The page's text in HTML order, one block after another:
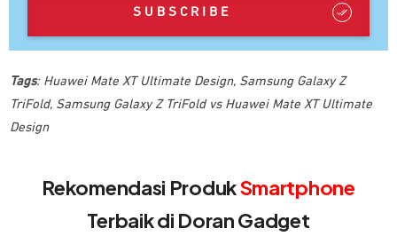
SUBSCRIBE
Tags: Huawei Mate XT Ultimate Design, Samsung Galaxy Z
TriFold, Samsung Galaxy Z TriFold vs Huawei Mate XT Ultimate
Design
Rekomendasi ProdukSmartphone
Terbaik di Doran Gadget